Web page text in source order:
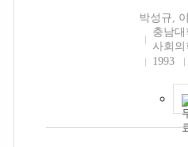
박성규,
충남
사회
1993